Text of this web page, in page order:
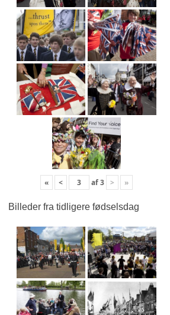
« < af3 > »
Billeder fra tidligere fødselsdag